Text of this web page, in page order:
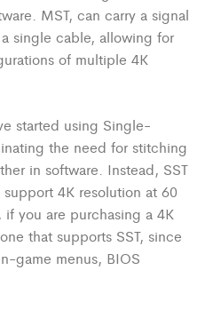
MST, can carry a signal
single cable, allowing for
of multiple 4K
started using Single-
the need for stitching
in software. Instead, SST
4K resolution at 60
you are purchasing a 4K
that supports SST, since
game menus, BIOS